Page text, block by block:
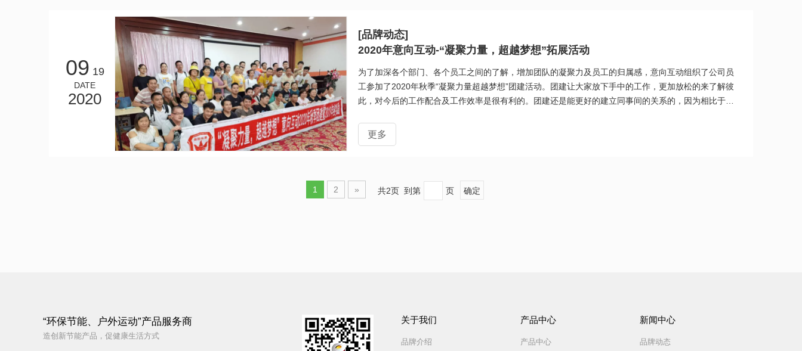
09 19
DATE
2020
[品牌动态]
2020年意向互动-“凝聚力量，超越梦想”拓展活动
为了加深各个部门、各个员工之间的了解，增加团队的凝聚力及员工的归属感，意向互动组织了公司员
工参加了2020年秋季“凝聚力量超越梦想”团建活动。团建让大家放下手中的工作，更加放松的来了解彼
此，对今后的工作配合及工作效率是很有利的。团建还是能更好的建立同事间的关系的，因为相比于工
更多
1 2 » 共2页 到第 页 确定
“环保节能、户外运动”产品服务商
造创新节能产品，促健康生活方式
关于我们​​​​​​​
品牌介绍
产品中心
产品中心
新闻中心
品牌动态